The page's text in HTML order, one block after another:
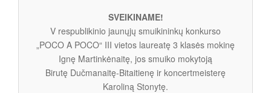
SVEIKINAME!
V respublikinio jaunųjų smuikininkų konkurso
„POCO A POCO“ III vietos laureatę 3 klasės mokinę
Ignę Martinkėnaitę, jos smuiko mokytoją
Birutę Dučmanaitę-Bitaitienę ir koncertmeisterę
Karoliną Stonytę.